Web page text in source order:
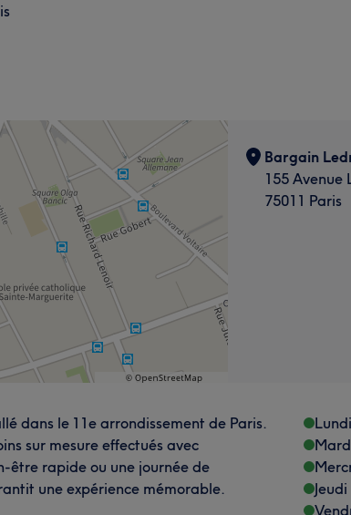
Bargain
155 Avenue
75011 Paris
dans le 11e arrondissement de Paris.
sur mesure effectués avec
être rapide ou une journée de
une expérience mémorable.
Lundi
Jeudi